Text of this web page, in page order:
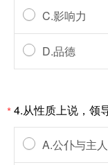
C.影响力
D.品德
*4.从性质上说，领
A.公仆与主